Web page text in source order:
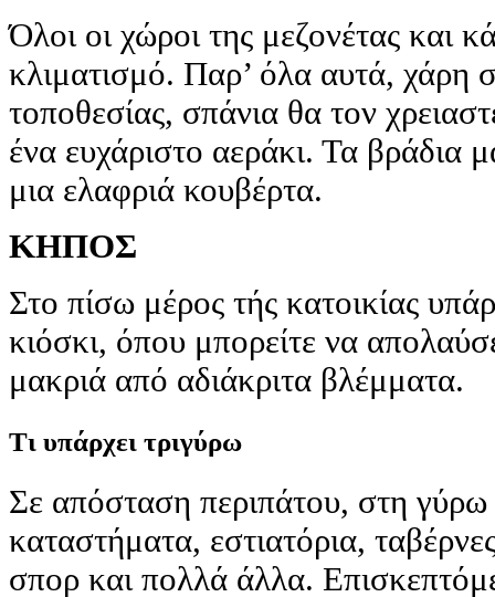
Όλοι οι χώροι της μεζονέτας και
κλιματισμό. Παρ’ όλα αυτά, χάρη
τοποθεσίας, σπάνια θα τον
ένα ευχάριστο αεράκι. Τα βράδια
μια ελαφριά κουβέρτα.
ΚΗΠΟΣ
Στο πίσω μέρος τής κατοικίας
κιόσκι, όπου μπορείτε να
μακριά από αδιάκριτα βλέμματα.
Τι υπάρχει τριγύρω
Σε απόσταση περιπάτου, στη γύρω
καταστήματα, εστιατόρια,
σπορ και πολλά άλλα.